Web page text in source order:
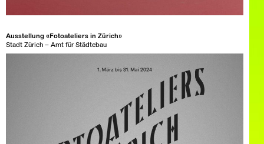
Ausstellung «Fotoateliers in Zürich»
Stadt Zürich – Amt für Städtebau